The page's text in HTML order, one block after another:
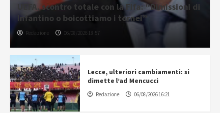
UEFA, scontro totale con la Fifa: “Dimissioni di
Infantino o boicottiamo i tornei”
Redazione 06/08/2026 18:57
Lecce, ulteriori cambiamenti: si
dimette l’ad Mencucci
Redazione 06/08/2026 16:21